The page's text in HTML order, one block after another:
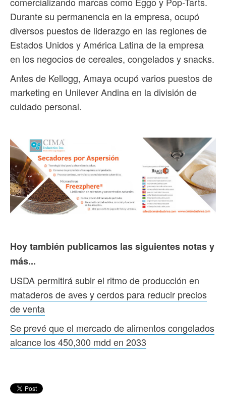
Durante su permanencia en la empresa, ocupó
diversos puestos de liderazgo en las regiones de
Estados Unidos y América Latina de la empresa
en los negocios de cereales, congelados y snacks.
Antes de Kellogg, Amaya ocupó varios puestos de
marketing en Unilever Andina en la división de
cuidado personal.
Hoy también publicamos las siguientes notas y
más...
USDA permitirá subir el ritmo de producción en
mataderos de aves y cerdos para reducir precios
de venta
Se prevé que el mercado de alimentos congelados
alcance los 450,300 mdd en 2033